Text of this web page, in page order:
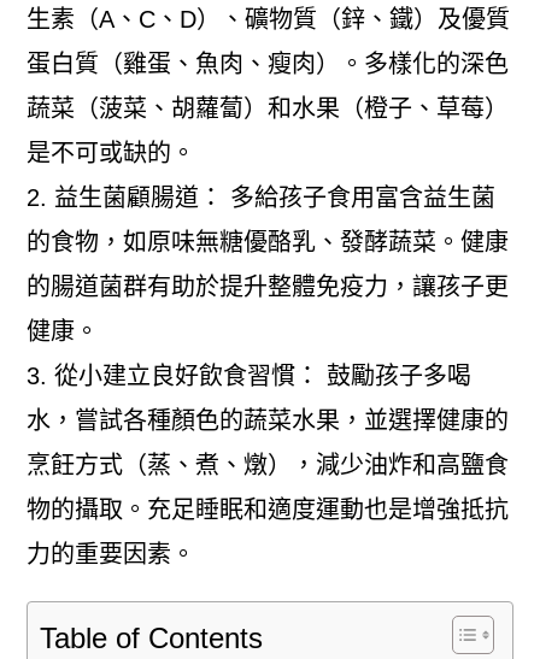
生素（A、C、D）、礦物質（鋅、鐵）及優質
蛋白質（雞蛋、魚肉、瘦肉）。多樣化的深色
蔬菜（菠菜、胡蘿蔔）和水果（橙子、草莓）
是不可或缺的。
2. 益生菌顧腸道： 多給孩子食用富含益生菌
的食物，如原味無糖優酪乳、發酵蔬菜。健康
的腸道菌群有助於提升整體免疫力，讓孩子更
健康。
3. 從小建立良好飲食習慣： 鼓勵孩子多喝
水，嘗試各種顏色的蔬菜水果，並選擇健康的
烹飪方式（蒸、煮、燉），減少油炸和高鹽食
物的攝取。充足睡眠和適度運動也是增強抵抗
力的重要因素。
Table of Contents